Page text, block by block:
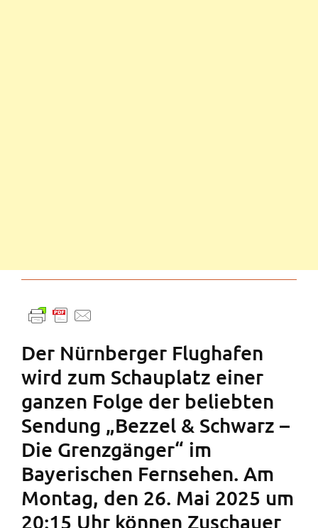
Der Nürnberger Flughafen
wird zum Schauplatz einer
ganzen Folge der beliebten
Sendung „Bezzel & Schwarz –
Die Grenzgänger“ im
Bayerischen Fernsehen. Am
Montag, den 26. Mai 2025 um
20:15 Uhr können Zuschauer